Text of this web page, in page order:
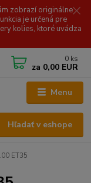
zobrazí originálne
je určená pre
kolies, ktoré uvádza
Menu
Hľadať v eshope
0 ks
za 0,00 EUR
ET35